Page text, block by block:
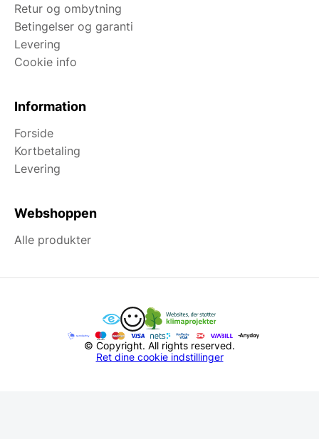
Retur og ombytning
Betingelser og garanti
Levering
Cookie info
Information
Forside
Kortbetaling
Levering
Webshoppen
Alle produkter
© Copyright. All rights reserved.
Ret dine cookie indstillinger